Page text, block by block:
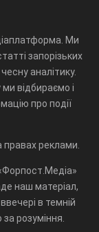
Ми
запорізьких
аналітику.
відбираємо і
про події
правах реклами.
наш матеріал,
в темній
розуміння.